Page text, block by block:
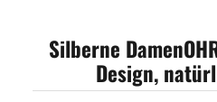
Silberne
Design,